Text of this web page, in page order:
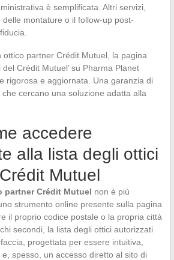
è semplificata. Altri servizi,
delle montature o il follow-up post-
ottico partner Crédit Mutuel, la pagina
del Crédit Mutuel’ su Pharma Planet
rigorosa e aggiornata. Una garanzia di
cercano una soluzione adatta alla
accedere
alla lista degli ottici
Mutuel
partner Crédit Mutuel non è più
strumento online presente sulla pagina
il proprio codice postale o la propria città
secondi, la lista degli ottici autorizzati
progettata per essere intuitiva,
spesso, un accesso diretto al sito di